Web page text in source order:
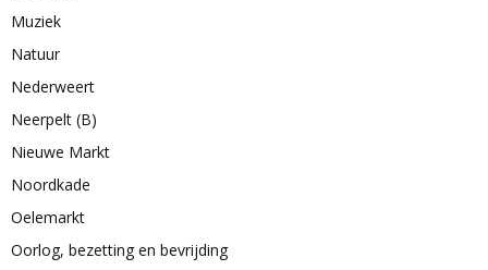
Muziek
Natuur
Nederweert
Neerpelt (B)
Nieuwe Markt
Noordkade
Oelemarkt
Oorlog, bezetting en bevrijding